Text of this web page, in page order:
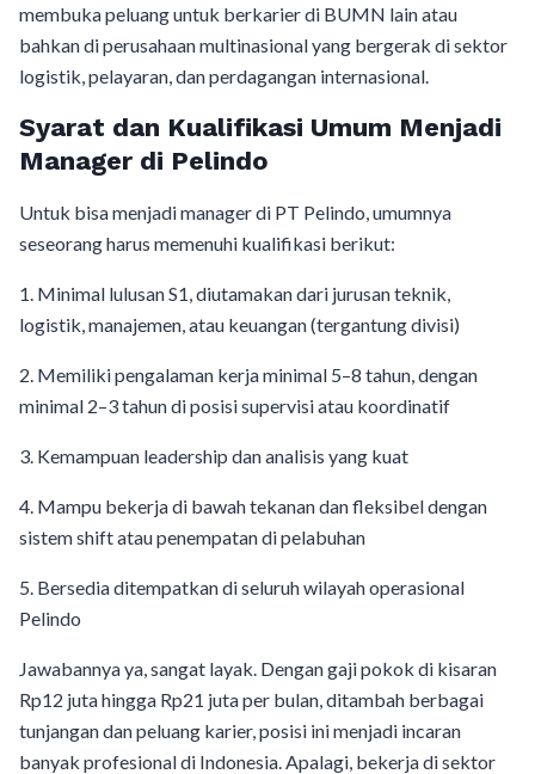
membuka peluang untuk berkarier di BUMN lain atau
bahkan di perusahaan multinasional yang bergerak di sektor
logistik, pelayaran, dan perdagangan internasional.
Syarat dan Kualifikasi Umum Menjadi
Manager di Pelindo
Untuk bisa menjadi manager di PT Pelindo, umumnya
seseorang harus memenuhi kualifikasi berikut:
1. Minimal lulusan S1, diutamakan dari jurusan teknik,
logistik, manajemen, atau keuangan (tergantung divisi)
2. Memiliki pengalaman kerja minimal 5–8 tahun, dengan
minimal 2–3 tahun di posisi supervisi atau koordinatif
3. Kemampuan leadership dan analisis yang kuat
4. Mampu bekerja di bawah tekanan dan fleksibel dengan
sistem shift atau penempatan di pelabuhan
5. Bersedia ditempatkan di seluruh wilayah operasional
Pelindo
Jawabannya ya, sangat layak. Dengan gaji pokok di kisaran
Rp12 juta hingga Rp21 juta per bulan, ditambah berbagai
tunjangan dan peluang karier, posisi ini menjadi incaran
banyak profesional di Indonesia. Apalagi, bekerja di sektor